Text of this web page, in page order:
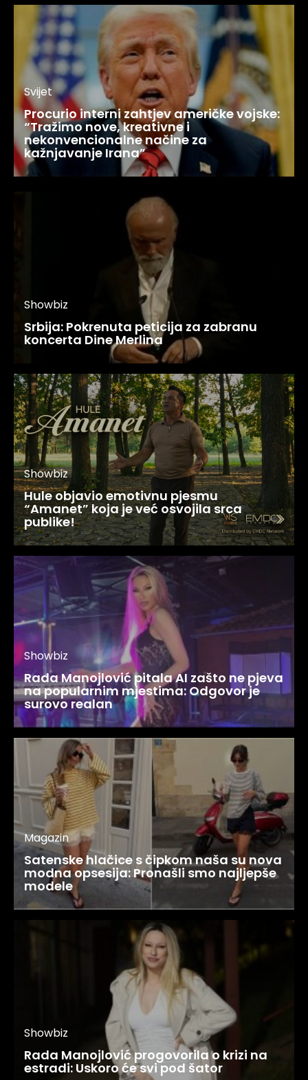
Svijet
Procurio interni zahtjev američke vojske:
“Tražimo nove, kreativne i
nekonvencionalne načine za
kažnjavanje Irana”
Showbiz
Srbija: Pokrenuta peticija za zabranu
koncerta Dine Merlina
Showbiz
Hule objavio emotivnu pjesmu
“Amanet” koja je već osvojila srca
publike!
Showbiz
Rada Manojlović pitala AI zašto ne pjeva
na popularnim mjestima: Odgovor je
surovo realan
Magazin
Satenske hlačice s čipkom naša su nova
modna opsesija: Pronašli smo najljepše
modele
Showbiz
Rada Manojlović progovorila o krizi na
estradi: Uskoro će svi pod šator